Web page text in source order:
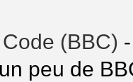
(BBC)
peu de